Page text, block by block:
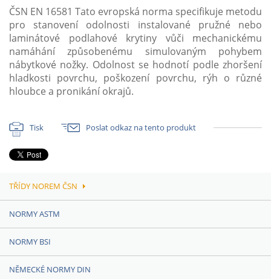
ČSN EN 16581 Tato evropská norma specifikuje metodu
pro stanovení odolnosti instalované pružné nebo
laminátové podlahové krytiny vůči mechanickému
namáhání způsobenému simulovaným pohybem
nábytkové nožky. Odolnost se hodnotí podle zhoršení
hladkosti povrchu, poškození povrchu, rýh o různé
hloubce a pronikání okrajů.
Tisk Poslat odkaz na tento produkt
TŘÍDY NOREM ČSN
NORMY ASTM
NORMY BSI
NĚMECKÉ NORMY DIN